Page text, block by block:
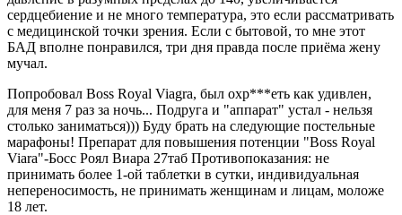
сердцебиение и не много температура, это если рассматривать
с медицинской точки зрения. Если с бытовой, то мне этот
БАД вполне понравился, три дня правда после приёма жену
мучал.
Попробовал Boss Royal Viagra, был охр***еть как удивлен,
для меня 7 раз за ночь... Подруга и "аппарат" устал - нельзя
столько заниматься))) Буду брать на следующие постельные
марафоны! Препарат для повышения потенции "Boss Royal
Viara"-Босс Роял Виара 27таб Противопоказания: не
принимать более 1-ой таблетки в сутки, индивидуальная
непереносимость, не принимать женщинам и лицам, моложе
18 лет.